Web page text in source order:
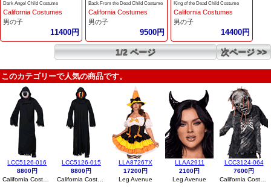
Dark Angel Child Costume
California Costumes
男の子
11400円
Back From the Dead Child Costume
California Costumes
男の子
9500円
King of the Dead Child Costume
California Costumes
男の子
14400円
1/2 ページ 次ページ >>
このカテゴリーで人気の商品です。
LCC5126-016
8800円
LCC5126-015
8800円
LLA87267X
17200円
Leg Avenue
LLAA2911
2100円
Leg Avenue
LCC3124-064
7600円
California Costumes